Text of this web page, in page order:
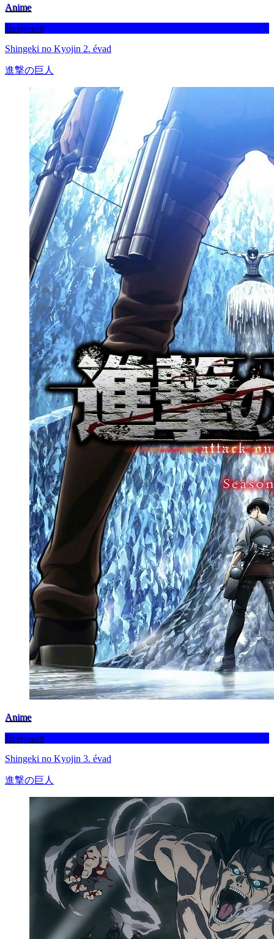
Anime
Befejezett
Shingeki no Kyojin 2. évad
進撃の巨人
Anime
Befejezett
Shingeki no Kyojin 3. évad
進撃の巨人